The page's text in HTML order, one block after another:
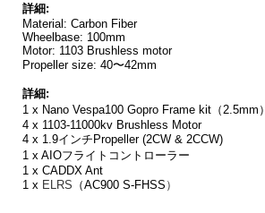
詳細:
Material: Carbon Fiber
Wheelbase: 100mm
Motor: 1103 Brushless motor
Propeller size: 40〜42mm
詳細:
1 x Nano Vespa100 Gopro Frame kit（2.5mm）
4 x 1103-11000kv Brushless Motor
4 x 1.9インチPropeller (2CW & 2CCW)
1 x AIOフライトコントローラー
1 x CADDX Ant
1 x ELRS （AC900 S-FHSS ）